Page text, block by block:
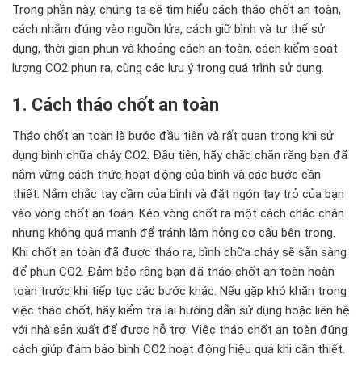
Trong phần này, chúng ta sẽ tìm hiểu cách tháo chốt an toàn,
cách nhắm đúng vào nguồn lửa, cách giữ bình và tư thế sử
dụng, thời gian phun và khoảng cách an toàn, cách kiểm soát
lượng CO2 phun ra, cùng các lưu ý trong quá trình sử dụng.
1. Cách tháo chốt an toàn
Tháo chốt an toàn là bước đầu tiên và rất quan trọng khi sử
dụng bình chữa cháy CO2. Đầu tiên, hãy chắc chắn rằng bạn đã
nắm vững cách thức hoạt động của bình và các bước cần
thiết. Nắm chắc tay cầm của bình và đặt ngón tay trỏ của bạn
vào vòng chốt an toàn. Kéo vòng chốt ra một cách chắc chắn
nhưng không quá mạnh để tránh làm hỏng cơ cấu bên trong.
Khi chốt an toàn đã được tháo ra, bình chữa cháy sẽ sẵn sàng
để phun CO2. Đảm bảo rằng bạn đã tháo chốt an toàn hoàn
toàn trước khi tiếp tục các bước khác. Nếu gặp khó khăn trong
việc tháo chốt, hãy kiểm tra lại hướng dẫn sử dụng hoặc liên hệ
với nhà sản xuất để được hỗ trợ. Việc tháo chốt an toàn đúng
cách giúp đảm bảo bình CO2 hoạt động hiệu quả khi cần thiết.